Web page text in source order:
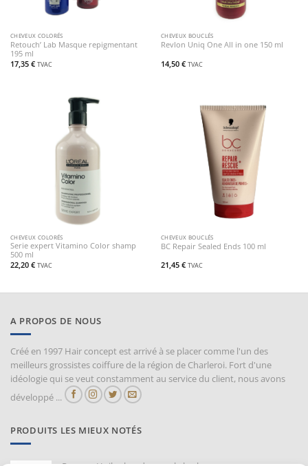
CHEVEUX COLORÉS
Retouch’ Lab Masque repigmentant
195 ml
17,35 € TVAC
CHEVEUX BOUCLÉS
Revlon Uniq One All in one 150 ml
14,50 € TVAC
CHEVEUX COLORÉS
Serie expert Vitamino Color shamp
500 ml
22,20 € TVAC
CHEVEUX BOUCLÉS
BC Repair Sealed Ends 100 ml
21,45 € TVAC
A PROPOS DE NOUS
Créé en 1997 Hair concept est arrivé à se placer comme l'un des
meilleurs grossistes coiffure de la région de Charleroi. Fort d'une
idéologie qui se veut constamment au service du client, nous avons
développé ...
PRODUITS LES MIEUX NOTÉS